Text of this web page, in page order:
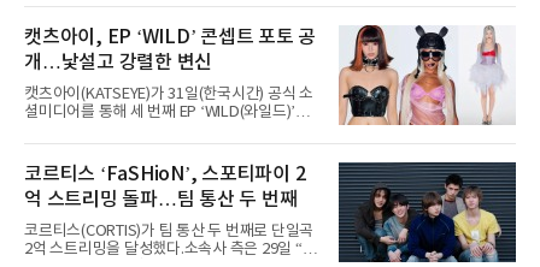
코르티스 등 K팝 스타들이 출연진 명단에 이름
을 올렸다.이날 에스파는
AxMxP는 데뷔 전부터 버스킹과 각종 페스티벌,
공연 무대에 오르며 실전 경험을 쌓아왔다.이들
은 소속사 패밀리 콘서트를 비롯해 '뷰티풀 민트
라이프 2025', '2025 부산국제록페스티벌' 등 대
형 무대에 잇달아 출연해 당찬 에너지와 풋풋한
매력으로 음악팬들의 눈도장을 찍었다.이후
AxMxP는 '카운트다운 판타지 2025-2026',
정적인 실력을 입증했고, 올해 '2026 어썸뮤직
페스티벌', '뷰티풀 민트 라이프 2026', '2026
캣츠아이, EP ‘WILD’ 콘셉트 포토 공
개…낯설고 강렬한 변신
캣츠아이(KATSEYE)가 31일(한국시간) 공식 소
셜미디어를 통해 세 번째 EP ‘WILD(와일드)’의
heart(와일드 하트)’라는 제목이 붙은 콘셉트 포
토에는 멤버들의 본능적이고 야성적인 면모가
강렬하게 담겼다. 짙은 아이섀도와 푸른빛·금빛·
붉은빛의 컬러 렌즈가 비현실적인 분위기를 자
아내고, 여러 원색이 불규칙하게 뒤섞인 멀티컬
러 헤어와 과감한 블루·블랙 립 메이크업이 낯설
고도 매혹적인 비주얼을 완성했다.스타일링 역
코르티스 ‘FaSHioN’, 스포티파이 2
억 스트리밍 돌파…팀 통산 두 번째
코르티스(CORTIS)가 팀 통산 두 번째로 단일곡
2억 스트리밍을 달성했다.소속사 측은 29일 “코